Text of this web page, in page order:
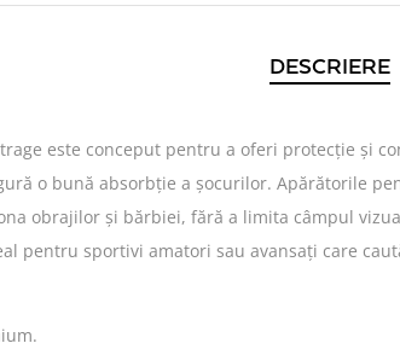
DESCRIERE
este conceput pentru a oferi protecție și
o bună absorbție a șocurilor. Apărătorile
obrajilor și bărbiei, fără a limita câmpul
pentru sportivi amatori sau avansați care